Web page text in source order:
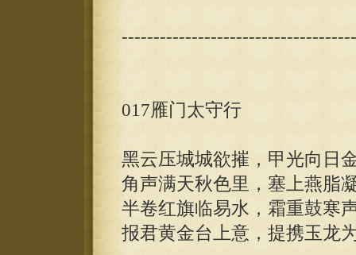
017雁门太守行
黑云压城城欲摧，甲光向日
角声满天秋色里，塞上燕脂
半卷红旗临易水，霜重鼓寒
报君黄金台上意，提携玉龙